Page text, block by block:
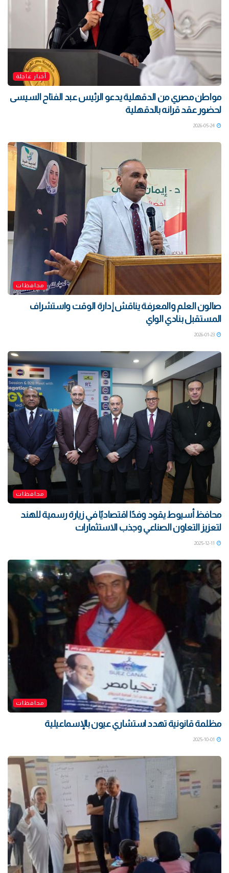
أخبار عاجلة
مواطن مصري من الدقهلية يدعو الرئيس عبد الفتاح السيسى
لحضور عقد قرانه بالدقهلية
محافظات
صالون العلم والمعرفة يناقش إدارة الوقت واستشراف
المستقبل بنادي الواي
محافظات
محافظ أسيوط يقود وفدًا اقتصاديًا في زيارة رسمية للهند
لتعزيز التعاون الصناعي وجذب الاستثمارات
محافظات
مظلمة قانونية تهدد استشاري عيون بالإسماعيلية